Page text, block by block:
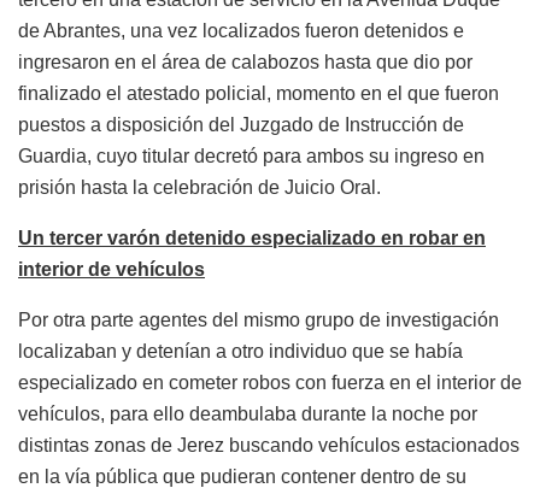
de Abrantes, una vez localizados fueron detenidos e
ingresaron en el área de calabozos hasta que dio por
finalizado el atestado policial, momento en el que fueron
puestos a disposición del Juzgado de Instrucción de
Guardia, cuyo titular decretó para ambos su ingreso en
prisión hasta la celebración de Juicio Oral.
Un tercer varón detenido especializado en robar en
interior de vehículos
Por otra parte agentes del mismo grupo de investigación
localizaban y detenían a otro individuo que se había
especializado en cometer robos con fuerza en el interior de
vehículos, para ello deambulaba durante la noche por
distintas zonas de Jerez buscando vehículos estacionados
en la vía pública que pudieran contener dentro de su